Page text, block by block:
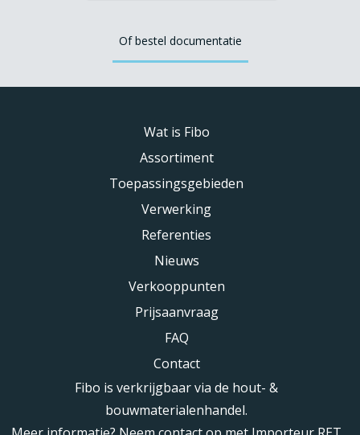
Of bestel documentatie
Wat is Fibo
Assortiment
Toepassingsgebieden
Verwerking
Referenties
Nieuws
Verkooppunten
Prijsaanvraag
FAQ
Contact
Fibo is verkrijgbaar via de hout- &
bouwmaterialenhandel.